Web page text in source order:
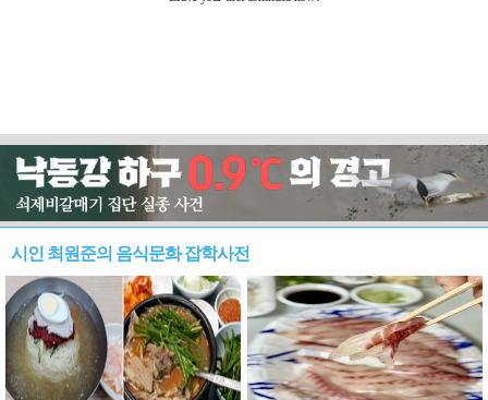
시인 최원준의 음식문화 잡학사전